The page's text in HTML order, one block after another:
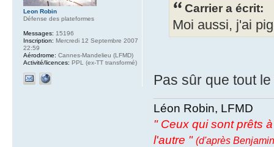
Carrier a écrit:
Moi aussi, j'ai
Pas sûr que tout
Léon Robin, LFMD
" Ceux qui sont prêts
l'autre " (d'après
Leon Robin
Défense des plateformes
Messages: 15196
Inscription: Mercredi 12 Septembre 2007
22:59
Aérodrome: Cannes-Mandelieu (LFMD)
Activité/licences: PPL (ex-TT transformé)